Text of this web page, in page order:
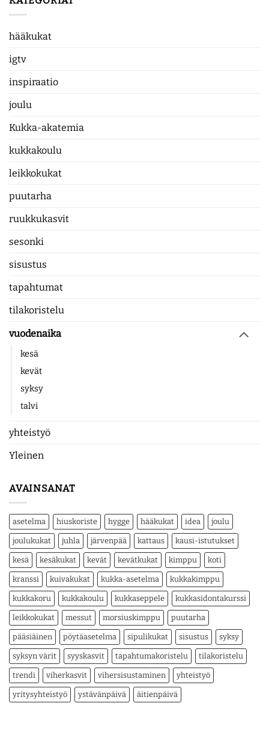
hääkukat
igtv
inspiraatio
joulu
Kukka-akatemia
kukkakoulu
leikkokukat
puutarha
ruukkukasvit
sesonki
sisustus
tapahtumat
tilakoristelu
vuodenaika
kesä
kevät
syksy
talvi
yhteistyö
Yleinen
AVAINSANAT
asetelma hiuskoriste hygge hääkukat idea joulu
joulukukat juhla järvenpää kattaus kausi-istutukset
kesä kesäkukat kevät kevätkukat kimppu koti
kranssi kuivakukat kukka-asetelma kukkakimppu
kukkakoru kukkakoulu kukkaseppele kukkasidontakurssi
leikkokukat messut morsiuskimppu puutarha
pääsiäinen pöytäasetelma sipulikukat sisustus syksy
syksyn värit syyskasvit tapahtumakoristelu tilakoristelu
trendi viherkasvit vihersisustaminen yhteistyö
yritysyhteistyö ystävänpäivä äitienpäivä